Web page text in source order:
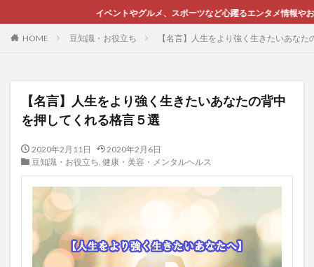
イベントやグルメ、スポーツなど心躍るエンタメ情報やお役立ち豆知識をご紹介
HOME 豆知識・お役立ち 【名言】人生をより強く生きたいあな
【名言】人生をより強く生きたいあなたの背中
を押してくれる格言５選
2020年2月11日
2020年2月6日
豆知識・お役立ち, 健康・美容・メンタルヘルス